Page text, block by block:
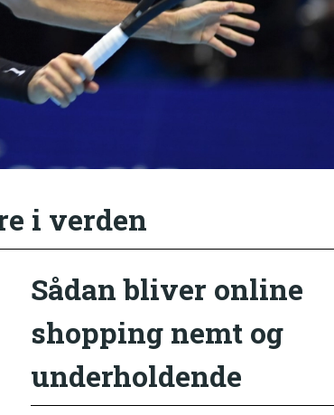
i verden
Sådan bliver online
shopping nemt og
underholdende